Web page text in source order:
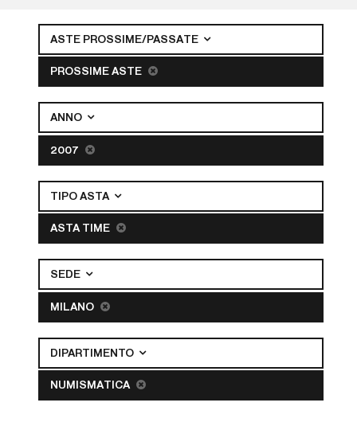
ASTE PROSSIME/PASSATE
PROSSIME ASTE
ANNO
2007
TIPO ASTA
ASTA TIME
SEDE
MILANO
DIPARTIMENTO
NUMISMATICA